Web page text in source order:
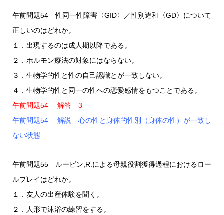
午前問題54 性同一性障害〈GID〉／性別違和〈GD〉について
正しいのはどれか。
１．出現するのは成人期以降である。
２．ホルモン療法の対象にはならない。
３．生物学的性と性の自己認識とが一致しない。
４．生物学的性と同一の性への恋愛感情をもつことである。
午前問題54 解答 3
午前問題54 解説 心の性と身体的性別（身体の性）が一致し
ない状態
午前問題55 ルービン,R.による母親役割獲得過程におけるロー
ルプレイはどれか。
１．友人の出産体験を聞く。
２．人形で沐浴の練習をする。